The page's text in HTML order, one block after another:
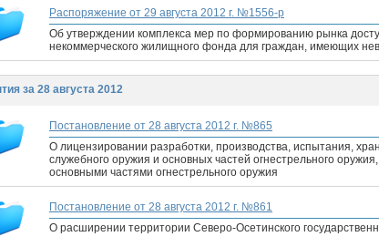
Распоряжение от 29 августа 2012 г. №1556-р
Об утверждении комплекса мер по формированию рынка
некоммерческого жилищного фонда для граждан, имеющих
за 28 августа 2012
Постановление от 28 августа 2012 г. №865
О лицензировании разработки, производства, испытания,
служебного оружия и основных частей огнестрельного
основными частями огнестрельного оружия
Постановление от 28 августа 2012 г. №861
О расширении территории Северо-Осетинского